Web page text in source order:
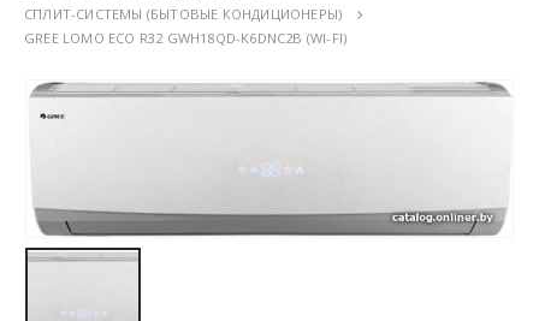
CПЛИТ-СИСТЕМЫ (БЫТОВЫЕ КОНДИЦИОНЕРЫ)
GREE LOMO ECO R32 GWH18QD-K6DNC2B (WI-FI)